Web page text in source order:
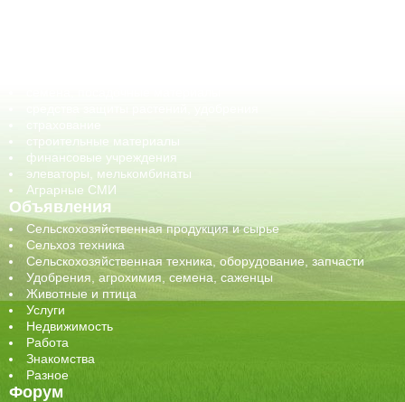
строительные материалы
финансовые учреждения
элеваторы, мелькомбинаты
Аграрные СМИ
Объявления
Сельскохозяйственная продукция и сырье
Сельхоз техника
Сельскохозяйственная техника, оборудование, запчасти
Удобрения, агрохимия, семена, саженцы
Животные и птица
Услуги
Недвижимость
Работа
Знакомства
Разное
Форум